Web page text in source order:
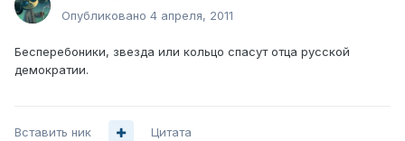
Опубликовано 4 апреля, 2011
Бесперебоники, звезда или кольцо спасут отца русской
демократии.
Вставить ник Цитата